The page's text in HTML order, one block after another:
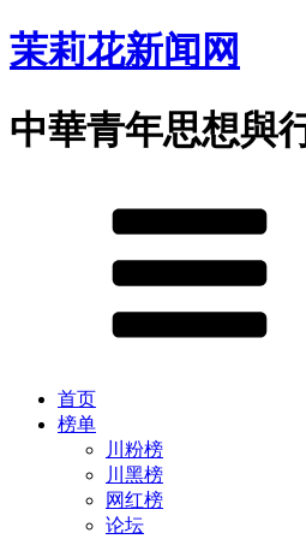
茉莉花新闻网
中華青年思想與
首页
榜单
川粉榜
川黑榜
网红榜
论坛